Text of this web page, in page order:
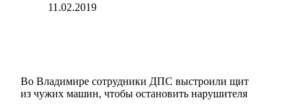
11.02.2019
Во Владимире сотрудники ДПС выстроили щит
из чужих машин, чтобы остановить нарушителя